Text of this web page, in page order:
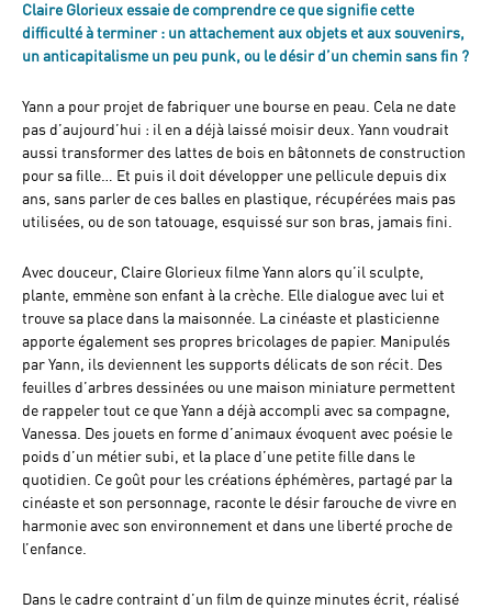
Claire Glorieux essaie de comprendre ce que signifie cette
difficulté à terminer : un attachement aux objets et aux souvenirs,
un anticapitalisme un peu punk, ou le désir d’un chemin sans fin ?
Yann a pour projet de fabriquer une bourse en peau. Cela ne date
pas d’aujourd’hui : il en a déjà laissé moisir deux. Yann voudrait
aussi transformer des lattes de bois en bâtonnets de construction
pour sa fille… Et puis il doit développer une pellicule depuis dix
ans, sans parler de ces balles en plastique, récupérées mais pas
utilisées, ou de son tatouage, esquissé sur son bras, jamais fini.
Avec douceur, Claire Glorieux filme Yann alors qu’il sculpte,
plante, emmène son enfant à la crèche. Elle dialogue avec lui et
trouve sa place dans la maisonnée. La cinéaste et plasticienne
apporte également ses propres bricolages de papier. Manipulés
par Yann, ils deviennent les supports délicats de son récit. Des
feuilles d’arbres dessinées ou une maison miniature permettent
de rappeler tout ce que Yann a déjà accompli avec sa compagne,
Vanessa. Des jouets en forme d’animaux évoquent avec poésie le
poids d’un métier subi, et la place d’une petite fille dans le
quotidien. Ce goût pour les créations éphémères, partagé par la
cinéaste et son personnage, raconte le désir farouche de vivre en
harmonie avec son environnement et dans une liberté proche de
l’enfance.
Dans le cadre contraint d’un film de quinze minutes écrit, réalisé